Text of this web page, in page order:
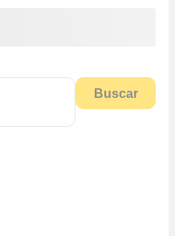
Buscar